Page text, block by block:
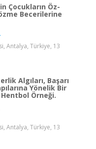
Çocukların Öz-
Becerilerine
Antalya, Türkiye, 13
Algıları, Başarı
Yönelik Bir
Örneği.
Antalya, Türkiye, 13